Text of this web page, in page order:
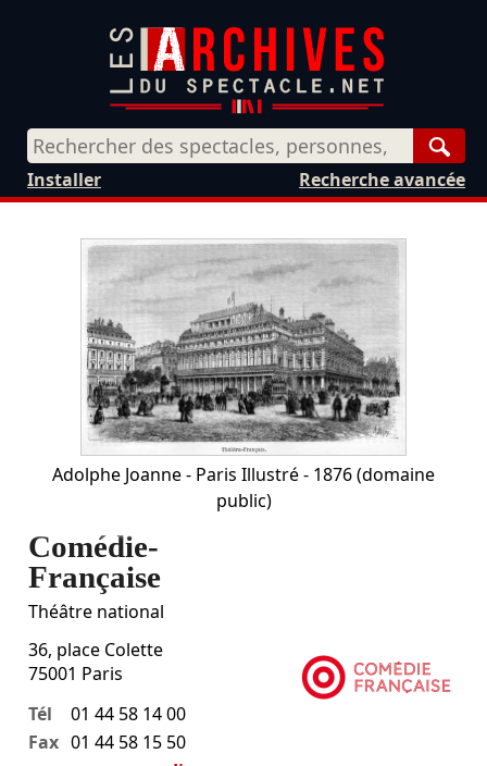
Recherche avancée
Installer
Adolphe Joanne - Paris Illustré - 1876(domaine
public)
Comédie-
Française
Théâtre national
36, place Colette
75001 Paris
Tél
01 44 58 14 00
Fax 01 44 58 15 50